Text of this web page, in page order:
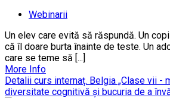
Webinarii
Un elev care evită să răspundă. Un
că îl doare burta înainte de teste. Un
care se teme să [...]
More Info
Detalii curs internaț. Belgia „Clase vii -
diversitate cognitivă și bucuria de a